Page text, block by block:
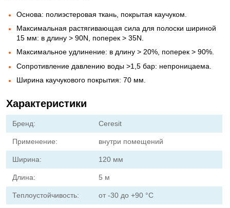
Основа: полиэстеровая ткань, покрытая каучуком.
Максимальная растягивающая сила для полоски шириной
15 мм: в длину > 90N, поперек > 35N.
Максимальное удлинение: в длину > 20%, поперек > 90%.
Сопротивление давлению воды >1,5 бар: непроницаема.
Ширина каучукового покрытия: 70 мм.
Характеристики
Бренд: Ceresit
Применение: внутри помещений
Ширина: 120 мм
Длина: 5 м
Теплоустойчивость: от -30 до +90 °С